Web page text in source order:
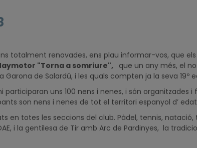
totalment renovades, ens plau informar-vos, que els
"Torna a somriure",
que un any més, el
Garona de Salardú, i les quals compten ja la seva 19º
uns 100 nens i nenes, i són
son nens i nenes de tot el territori espanyol d’
en totes les seccions del club. Pàdel, tennis,
i la gentilesa de Tir amb Arc de Pardinyes, la